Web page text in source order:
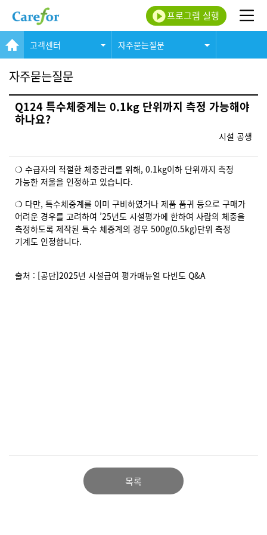
프로그램 실행
고객센터 자주묻는질문
자주묻는질문
Q124 특수체중계는 0.1kg 단위까지 측정 가능해야
하나요?
시설 공생
❍ 수급자의 적절한 체중관리를 위해, 0.1kg이하 단위까지 측정
가능한 저울을 인정하고 있습니다.
❍ 다만, 특수체중계를 이미 구비하였거나 제품 품귀 등으로 구매가
어려운 경우를 고려하여 ’25년도 시설평가에 한하여 사람의 체중을
측정하도록 제작된 특수 체중계의 경우 500g(0.5kg)단위 측정
기계도 인정합니다.
출처 : [공단]2025년 시설급여 평가매뉴얼 다빈도 Q&A
목록